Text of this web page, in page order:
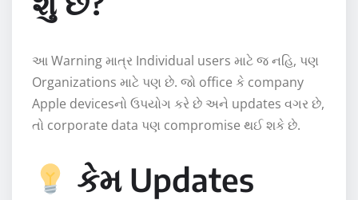
આ Warning માત્ર Individual users માટે જ નહિ, પણ
Organizations માટે પણ છે. જો office કે company
Apple devicesનો ઉપયોગ કરે છે અને updates વગર છે,
તો corporate data પણ compromise થઈ શકે છે.
કેમ Updates